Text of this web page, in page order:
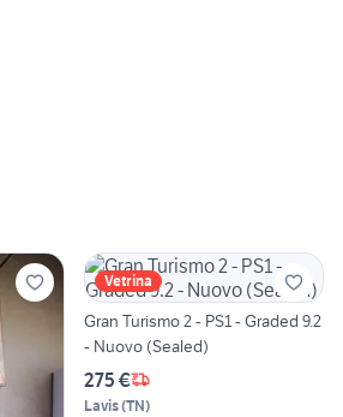
Vetrina
Gran Turismo 2 - PS1 - Graded 9.2
- Nuovo (Sealed)
275 €
Lavis(TN)